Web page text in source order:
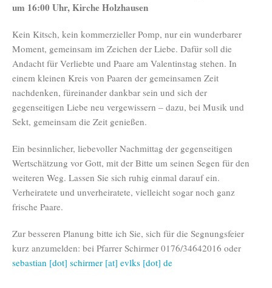
um 16:00 Uhr, Kirche Holzhausen
Kein Kitsch, kein kommerzieller Pomp, nur ein wunderbarer
Moment, gemeinsam im Zeichen der Liebe. Dafür soll die
Andacht für Verliebte und Paare am Valentinstag stehen. In
einem kleinen Kreis von Paaren der gemeinsamen Zeit
nachdenken, füreinander dankbar sein und sich der
gegenseitigen Liebe neu vergewissern – dazu, bei Musik und
Sekt, gemeinsam die Zeit genießen.
Ein besinnlicher, liebevoller Nachmittag der gegenseitigen
Wertschätzung vor Gott, mit der Bitte um seinen Segen für den
weiteren Weg. Lassen Sie sich ruhig einmal darauf ein.
Verheiratete und unverheiratete, vielleicht sogar noch ganz
frische Paare.
Zur besseren Planung bitte ich Sie, sich für die Segnungsfeier
kurz anzumelden: bei Pfarrer Schirmer 0176/34642016 oder
sebastian [dot] schirmer [at] evlks [dot] de